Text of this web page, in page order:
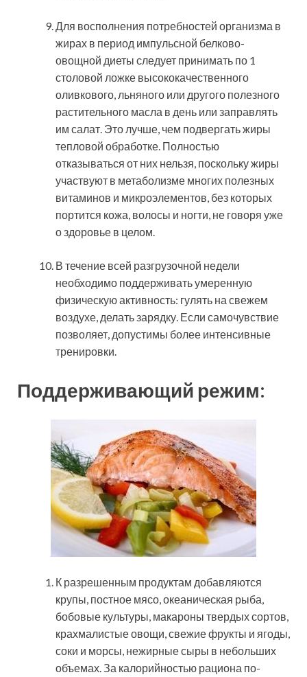
Для восполнения потребностей организма в
жирах в период импульсной белково-
овощной диеты следует принимать по 1
столовой ложке высококачественного
оливкового, льняного или другого полезного
растительного масла в день или заправлять
им салат. Это лучше, чем подвергать жиры
тепловой обработке. Полностью
отказываться от них нельзя, поскольку жиры
участвуют в метаболизме многих полезных
витаминов и микроэлементов, без которых
портится кожа, волосы и ногти, не говоря уже
о здоровье в целом.
В течение всей разгрузочной недели
необходимо поддерживать умеренную
физическую активность: гулять на свежем
воздухе, делать зарядку. Если самочувствие
позволяет, допустимы более интенсивные
тренировки.
Поддерживающий режим:
К разрешенным продуктам добавляются
крупы, постное мясо, океаническая рыба,
бобовые культуры, макароны твердых сортов,
крахмалистые овощи, свежие фрукты и ягоды,
соки и морсы, нежирные сыры в небольших
объемах. За калорийностью рациона по-